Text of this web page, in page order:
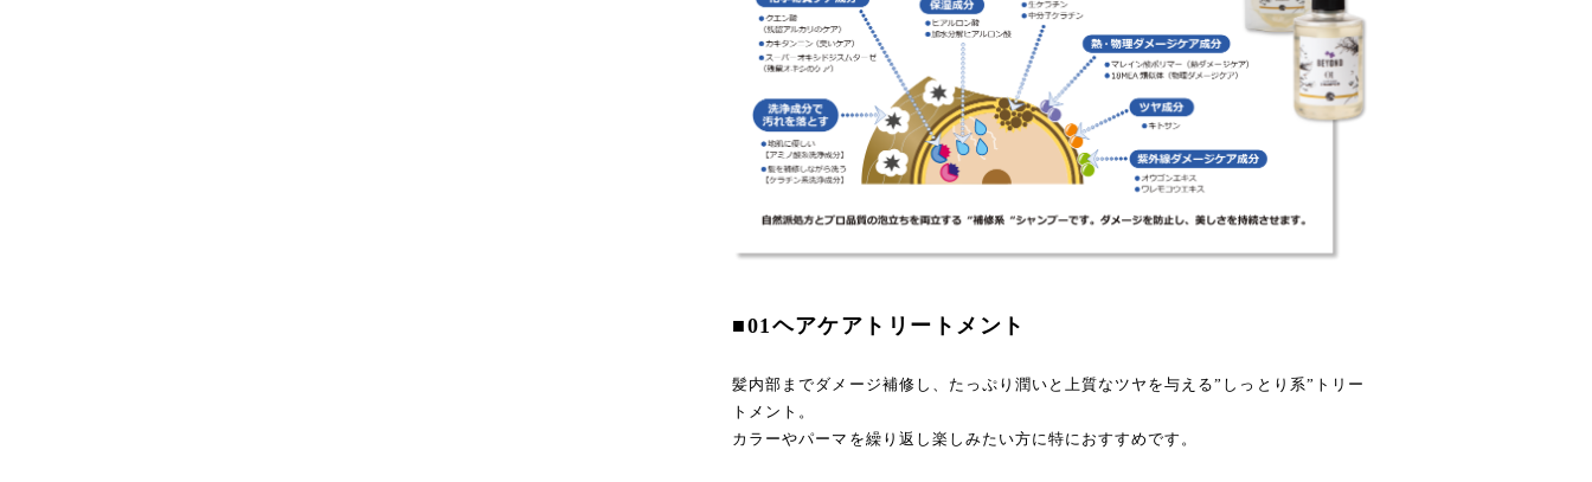
■01ヘアケアトリートメント
髪内部までダメージ補修し、たっぷり潤いと上質なツヤを与える”しっとり系”トリー
トメント。
カラーやパーマを繰り返し楽しみたい方に特におすすめです。